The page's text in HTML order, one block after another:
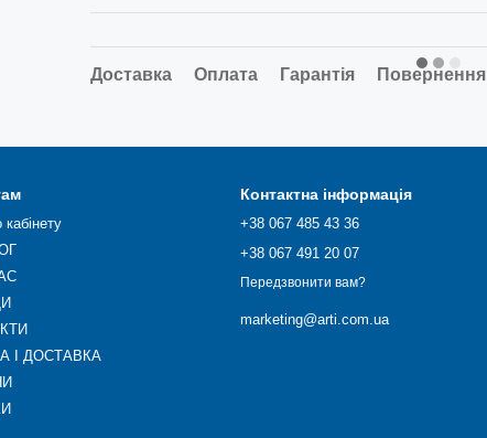
Доставка Оплата Гарантія Повернення
кабінету
І ДОСТАВКА
Контактна інформація
+38 067 485 43 36
+38 067 491 20 07
Передзвонити вам?
marketing@arti.com.ua